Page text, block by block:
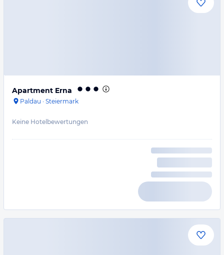
Apartment Erna
Paldau · Steiermark
Keine Hotelbewertungen